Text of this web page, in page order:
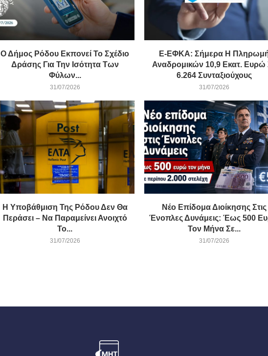
Ο Δήμος Ρόδου Εκπονεί Το Σχέδιο
Δράσης Για Την Ισότητα Των
Φύλων...
31/07/2026
E-ΕΦΚΑ: Σήμερα Η
Αναδρομικών 10,9 Εκατ. Ευρώ
6.264 Συνταξιούχους
31/07/2026
Η Υποβάθμιση Της Ρόδου Δεν Θα
Περάσει – Να Παραμείνει Ανοιχτό
Το...
31/07/2026
Νέο Επίδομα Διοίκησης Στις
Ένοπλες Δυνάμεις: Έως 500
Τον Μήνα Σε...
31/07/2026